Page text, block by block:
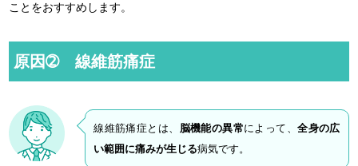
ことをおすすめします。
原因➁ 線維筋痛症
線維筋痛症とは、 脳機能の異常によって、全身の広
い範囲に痛みが生じる病気です。